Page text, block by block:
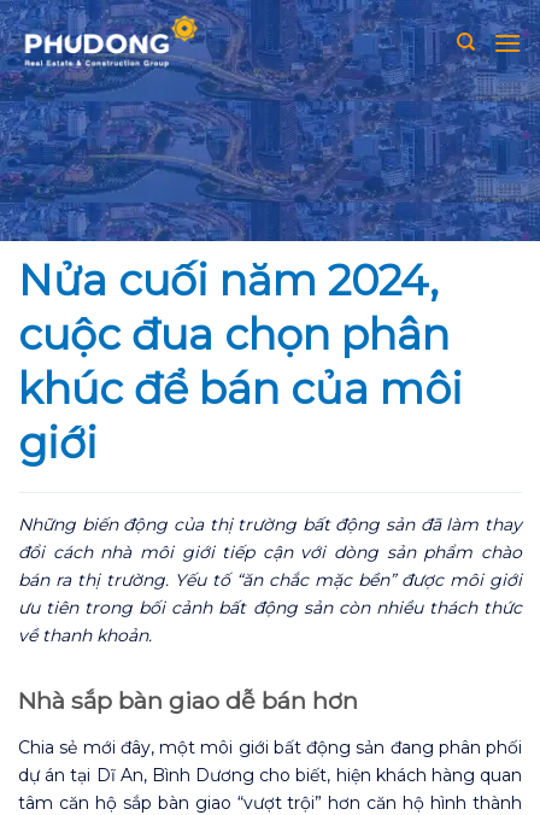
Skip
to
content
Nửa cuối năm 2024,
cuộc đua chọn phân
khúc để bán của môi
giới
Những biến động của thị trường bất động sản đã làm thay
đổi cách nhà môi giới tiếp cận với dòng sản phẩm chào
bán ra thị trường. Yếu tố “ăn chắc mặc bền” được môi giới
ưu tiên trong bối cảnh bất động sản còn nhiều thách thức
về thanh khoản.
Nhà sắp bàn giao dễ bán hơn
Chia sẻ mới đây, một môi giới bất động sản đang phân phối
dự án tại Dĩ An, Bình Dương cho biết, hiện khách hàng quan
tâm căn hộ sắp bàn giao “vượt trội” hơn căn hộ hình thành